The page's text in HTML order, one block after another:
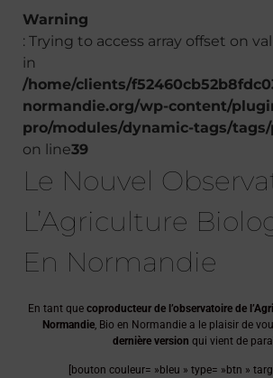
Warning
: Trying to access array offset on
in
/home/clients/
normandie.org/wp-content/
pro/modules/dynamic-tags/
on line39
Le Nouvel
L’Agriculture
En Normandie
En tant que coproducteur de l’observatoire de
Normandie, Bio en Normandie a le plaisir de
dernière version qui vient de
[bouton couleur= »bleu » type= »btn »